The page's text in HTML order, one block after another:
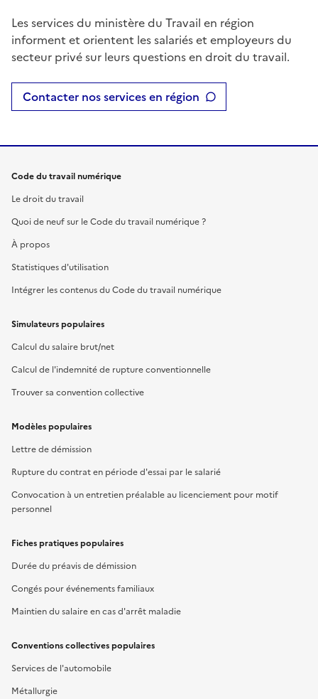
Les services du ministère du Travail en région
informent et orientent les salariés et employeurs du
secteur privé sur leurs questions en droit du travail.
Contacter nos services en région
Code du travail numérique
Le droit du travail
Quoi de neuf sur le Code du travail numérique ?
À propos
Statistiques d'utilisation
Intégrer les contenus du Code du travail numérique
Simulateurs populaires
Calcul du salaire brut/net
Calcul de l'indemnité de rupture conventionnelle
Trouver sa convention collective
Modèles populaires
Lettre de démission
Rupture du contrat en période d'essai par le salarié
Convocation à un entretien préalable au licenciement pour motif
personnel
Fiches pratiques populaires
Durée du préavis de démission
Congés pour événements familiaux
Maintien du salaire en cas d'arrêt maladie
Conventions collectives populaires
Services de l'automobile
Métallurgie